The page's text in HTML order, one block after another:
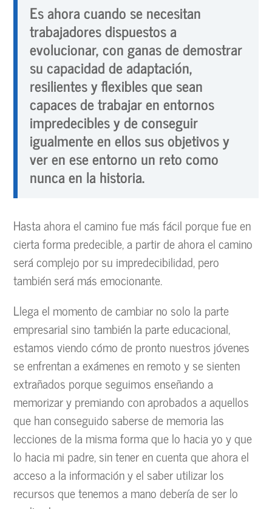
Es ahora cuando se necesitan
trabajadores dispuestos a
evolucionar, con ganas de demostrar
su capacidad de adaptación,
resilientes y flexibles que sean
capaces de trabajar en entornos
impredecibles y de conseguir
igualmente en ellos sus objetivos y
ver en ese entorno un reto como
nunca en la historia.
Hasta ahora el camino fue más fácil porque fue en
cierta forma predecible, a partir de ahora el camino
será complejo por su impredecibilidad, pero
también será más emocionante.
Llega el momento de cambiar no solo la parte
empresarial sino también la parte educacional,
estamos viendo cómo de pronto nuestros jóvenes
se enfrentan a exámenes en remoto y se sienten
extrañados porque seguimos enseñando a
memorizar y premiando con aprobados a aquellos
que han conseguido saberse de memoria las
lecciones de la misma forma que lo hacia yo y que
lo hacia mi padre, sin tener en cuenta que ahora el
acceso a la información y el saber utilizar los
recursos que tenemos a mano debería de ser lo